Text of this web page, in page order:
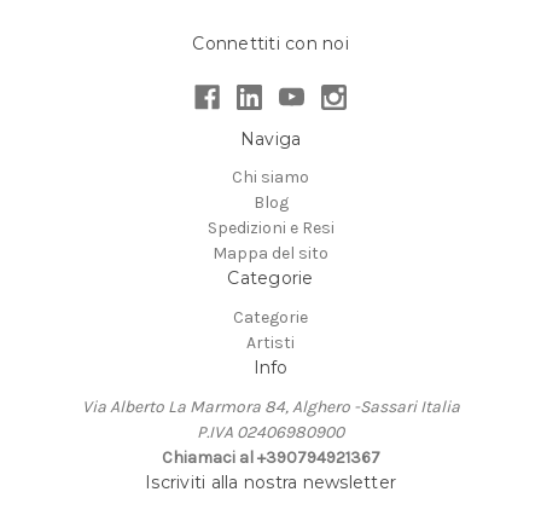
Connettiti con noi
Naviga
Chi siamo
Blog
Spedizioni e Resi
Mappa del sito
Categorie
Categorie
Artisti
Info
Via Alberto La Marmora 84, Alghero -Sassari Italia
P.IVA 02406980900
Chiamaci al +390794921367
Iscriviti alla nostra newsletter